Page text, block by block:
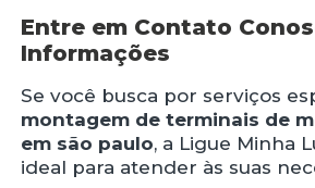
Entre em Contato
Informações
Se você busca por serviços
montagem de terminais de
em são paulo, a Ligue Minha
ideal para atender às suas